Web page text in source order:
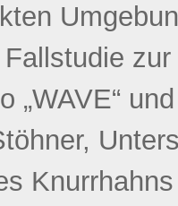
„WAVE“